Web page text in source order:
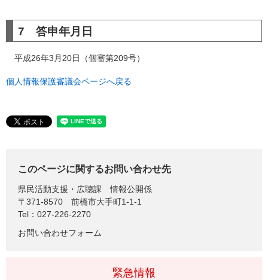
7 答申年月日
平成26年3月20日（個審第209号）
個人情報保護審議会ページへ戻る
このページに関するお問い合わせ先
県民活動支援・広聴課
情報公開係
〒371-8570
前橋市大手町1-1-1
Tel：027-226-2270
お問い合わせフォーム
緊急情報